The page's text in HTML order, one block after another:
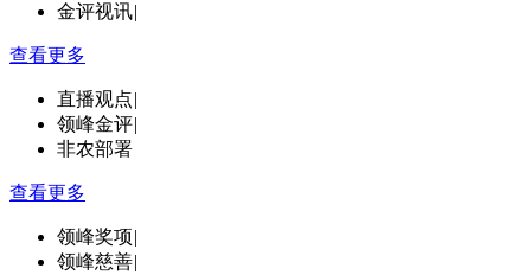
金评视讯|
查看更多
直播观点|
领峰金评|
非农部署
查看更多
领峰奖项|
领峰慈善|